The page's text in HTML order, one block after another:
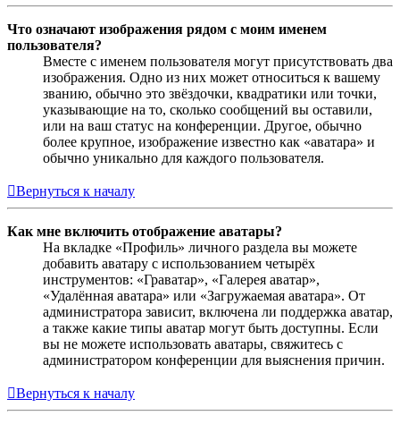
Что означают изображения рядом с моим именем
пользователя?
Вместе с именем пользователя могут присутствовать два
изображения. Одно из них может относиться к вашему
званию, обычно это звёздочки, квадратики или точки,
указывающие на то, сколько сообщений вы оставили,
или на ваш статус на конференции. Другое, обычно
более крупное, изображение известно как «аватара» и
обычно уникально для каждого пользователя.
Вернуться к началу
Как мне включить отображение аватары?
На вкладке «Профиль» личного раздела вы можете
добавить аватару с использованием четырёх
инструментов: «Граватар», «Галерея аватар»,
«Удалённая аватара» или «Загружаемая аватара». От
администратора зависит, включена ли поддержка аватар,
а также какие типы аватар могут быть доступны. Если
вы не можете использовать аватары, свяжитесь с
администратором конференции для выяснения причин.
Вернуться к началу